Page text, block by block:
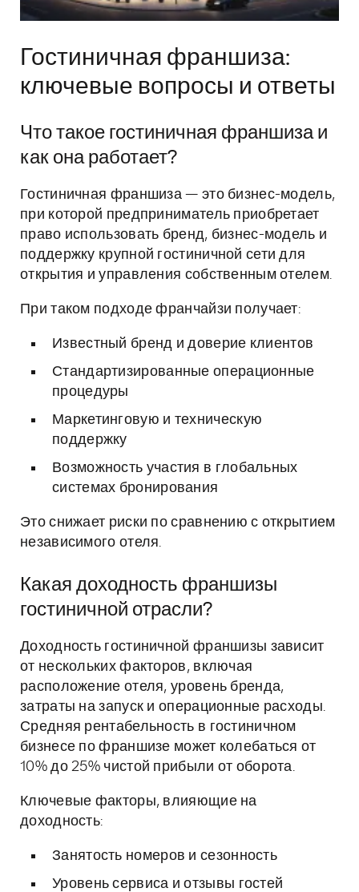
Гостиничная франшиза:
ключевые вопросы и ответы
Что такое гостиничная франшиза и
как она работает?
Гостиничная франшиза — это бизнес-модель,
при которой предприниматель приобретает
право использовать бренд, бизнес-модель и
поддержку крупной гостиничной сети для
открытия и управления собственным отелем.
При таком подходе франчайзи получает:
Известный бренд и доверие клиентов
Стандартизированные операционные
процедуры
Маркетинговую и техническую
поддержку
Возможность участия в глобальных
системах бронирования
Это снижает риски по сравнению с открытием
независимого отеля.
Какая доходность франшизы
гостиничной отрасли?
Доходность гостиничной франшизы зависит
от нескольких факторов, включая
расположение отеля, уровень бренда,
затраты на запуск и операционные расходы.
Средняя рентабельность в гостиничном
бизнесе по франшизе может колебаться от
10% до 25% чистой прибыли от оборота.
Ключевые факторы, влияющие на
доходность:
Занятость номеров и сезонность
Уровень сервиса и отзывы гостей